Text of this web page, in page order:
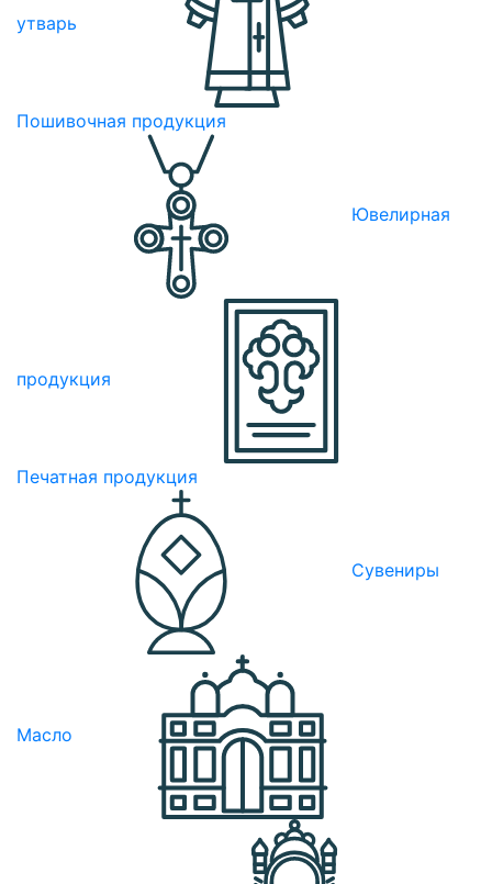
утварь
Пошивочная продукция
Ювелирная
продукция
Печатная продукция
Сувениры
Масло